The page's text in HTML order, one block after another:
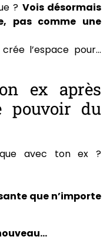
? Vois désormais
pas comme une
l’espace pour…
ex après
pouvoir du
avec ton ex ?
que n’importe